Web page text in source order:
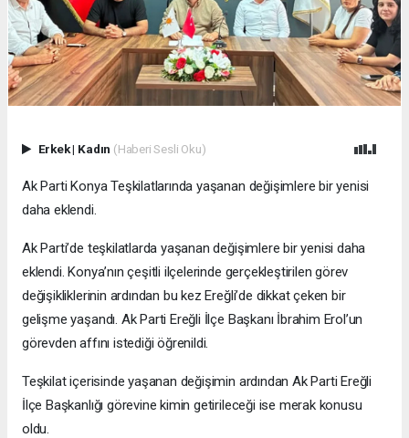
Erkek| Kadın (Haberi Sesli Oku)
Ak Parti Konya Teşkilatlarında yaşanan değişimlere bir yenisi
daha eklendi.
Ak Parti’de teşkilatlarda yaşanan değişimlere bir yenisi daha
eklendi. Konya’nın çeşitli ilçelerinde gerçekleştirilen görev
değişikliklerinin ardından bu kez Ereğli’de dikkat çeken bir
gelişme yaşandı. Ak Parti Ereğli İlçe Başkanı İbrahim Erol’un
görevden affını istediği öğrenildi.
Teşkilat içerisinde yaşanan değişimin ardından Ak Parti Ereğli
İlçe Başkanlığı görevine kimin getirileceği ise merak konusu
oldu.